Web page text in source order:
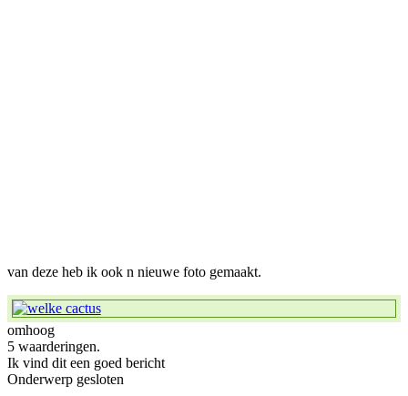
van deze heb ik ook n nieuwe foto gemaakt.
omhoog
5 waarderingen.
Ik vind dit een goed bericht
Onderwerp gesloten